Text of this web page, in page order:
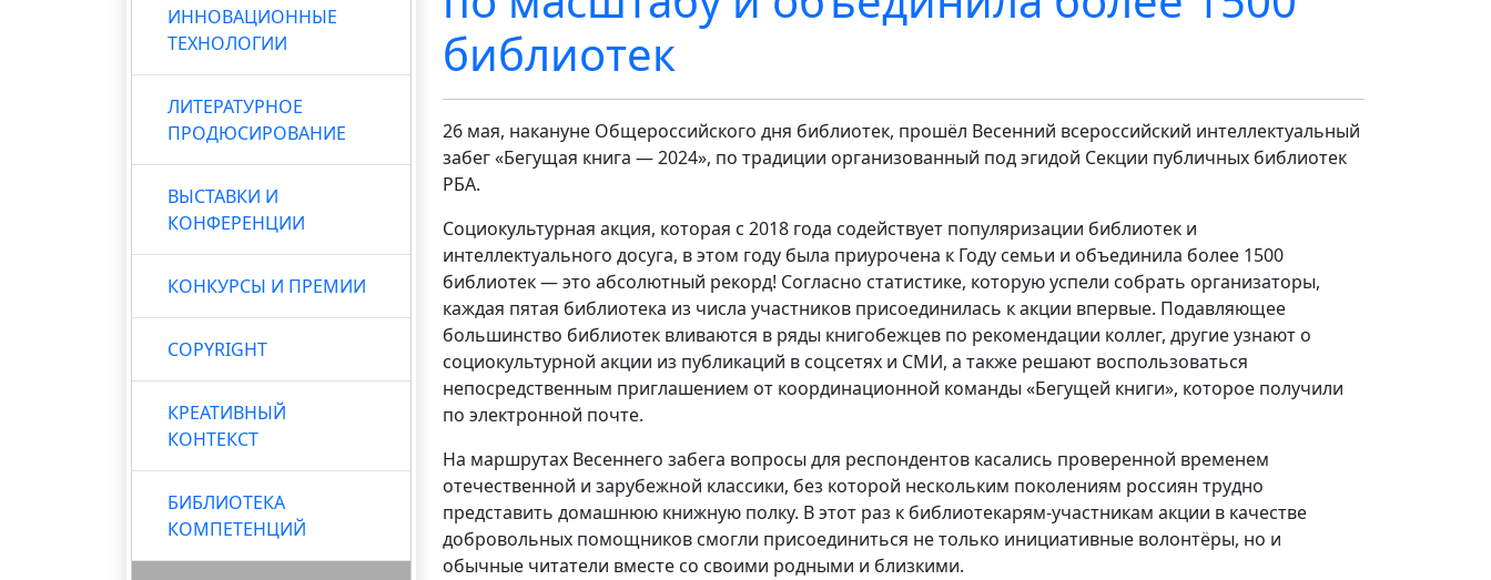
ИННОВАЦИОННЫЕ
ТЕХНОЛОГИИ
ЛИТЕРАТУРНОЕ
ПРОДЮСИРОВАНИЕ
ВЫСТАВКИ И
КОНФЕРЕНЦИИ
КОНКУРСЫ И ПРЕМИИ
COPYRIGHT
КРЕАТИВНЫЙ
КОНТЕКСТ
БИБЛИОТЕКА
КОМПЕТЕНЦИЙ
библиотек
26 мая, накануне Общероссийского дня библиотек, прошёл Весенний всероссийский интеллектуальный
забег «Бегущая книга — 2024», по традиции организованный под эгидой Секции публичных библиотек
РБА.
Социокультурная акция, которая с 2018 года содействует популяризации библиотек и
интеллектуального досуга, в этом году была приурочена к Году семьи и объединила более 1500
библиотек — это абсолютный рекорд! Согласно статистике, которую успели собрать организаторы,
каждая пятая библиотека из числа участников присоединилась к акции впервые. Подавляющее
большинство библиотек вливаются в ряды книгобежцев по рекомендации коллег, другие узнают о
социокультурной акции из публикаций в соцсетях и СМИ, а также решают воспользоваться
непосредственным приглашением от координационной команды «Бегущей книги», которое получили
по электронной почте.
На маршрутах Весеннего забега вопросы для респондентов касались проверенной временем
отечественной и зарубежной классики, без которой нескольким поколениям россиян трудно
представить домашнюю книжную полку. В этот раз к библиотекарям-участникам акции в качестве
добровольных помощников смогли присоединиться не только инициативные волонтёры, но и
обычные читатели вместе со своими родными и близкими.